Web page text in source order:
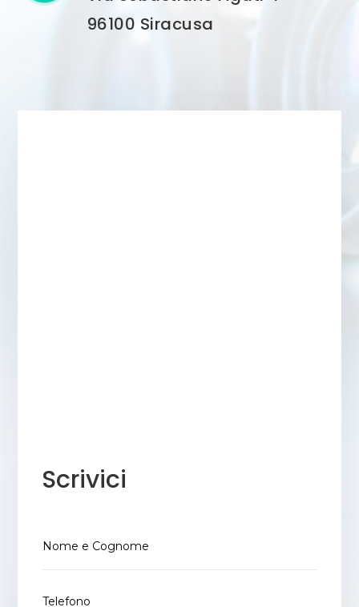
96100 Siracusa
Scrivici